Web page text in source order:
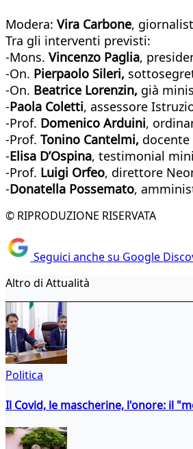
Modera: Vira Carbone,
Tra gli interventi previsti:
-Mons. Vincenzo Paglia,
-On. Pierpaolo Sileri,
-On. Beatrice Lorenzin, già
-Paola Coletti, assessore
-Prof. Domenico Arduini,
-Prof. Tonino Cantelmi, docente
-Elisa D’Ospina, testimonial
-Prof. Luigi Orfeo, direttore
-Donatella Possemato,
© RIPRODUZIONE RISERVATA
Seguici anche su Google
Altro di Attualità
Politica
Il Covid, le mascherine, l'onore: il